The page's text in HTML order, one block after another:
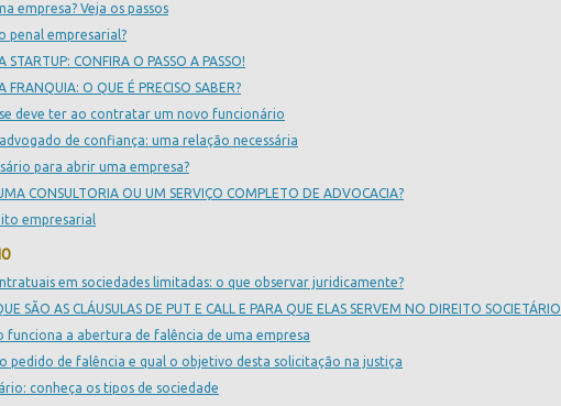
empresa? Veja os passos
penal empresarial?
CONFIRA O PASSO A PASSO!
FRANQUIA: O QUE É PRECISO SABER?
deve ter ao contratar um novo funcionário
de confiança: uma relação necessária
para abrir uma empresa?
CONSULTORIA OU UM SERVIÇO COMPLETO DE ADVOCACIA?
empresarial
em sociedades limitadas: o que observar juridicamente?
SÃO AS CLÁUSULAS DE PUT E CALL E PARA QUE ELAS SERVEM NO DIREITO SOCIETÁRIO
funciona a abertura de falência de uma empresa
pedido de falência e qual o objetivo desta solicitação na justiça
conheça os tipos de sociedade